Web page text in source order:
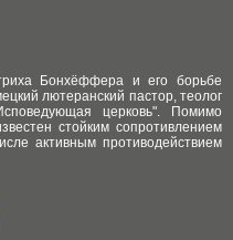
Бонхёффера и его борьбе
лютеранский пастор, теолог
церковь". Помимо
стойким сопротивлением
активным противодействием